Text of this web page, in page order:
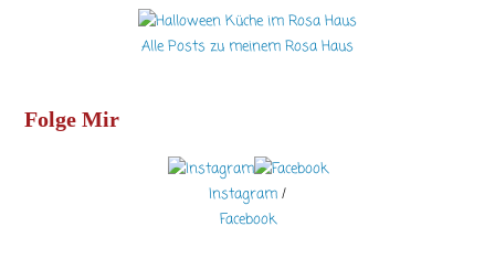
Alle Posts zu meinem Rosa Haus
Folge Mir
Instagram /
Facebook